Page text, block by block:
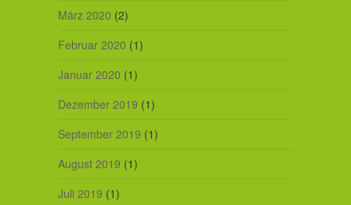
März 2020 (2)
Februar 2020 (1)
Januar 2020 (1)
Dezember 2019 (1)
September 2019 (1)
August 2019 (1)
Juli 2019 (1)